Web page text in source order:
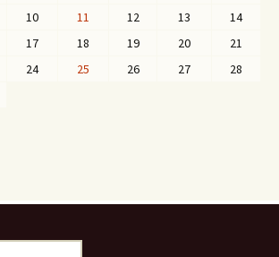
10 11 12 13
14
17 18 19 20
21
24 25 26 27
28